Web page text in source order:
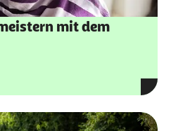
mit dem